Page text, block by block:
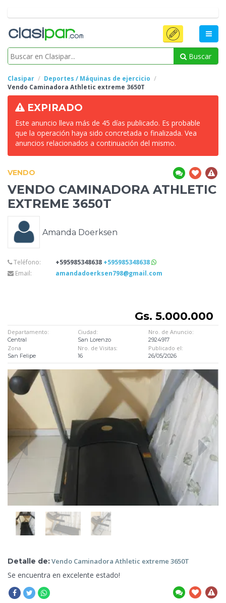
Buscar
Clasipar
Deportes / Máquinas de ejercicio
Vendo Caminadora Athletic extreme 3650T
EXPIRADO
Este anuncio lleva más de 45 días publicado. Es probable
que la operación haya sido concretada o finalizada. Vea
anuncios relacionados a continuación del mismo.
VENDO
VENDO CAMINADORA ATHLETIC
EXTREME 3650T
Amanda Doerksen
Teléfono: +595985348638 +595985348638
Email:
amandadoerksen798@gmail.com
Gs. 5.000.000
Departamento:
Central
Ciudad:
San Lorenzo
Nro. de Anuncio:
2924917
Zona
San Felipe
Nro. de Visitas:
16
Publicado el:
26/05/2026
Detalle de:Vendo Caminadora Athletic extreme 3650T
Se encuentra en excelente estado!